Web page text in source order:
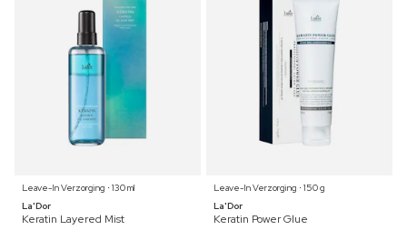
Leave-In Verzorging ⋅ 130 ml
La'Dor
Keratin Layered Mist
Leave-In Verzorging ⋅ 150 g
La'Dor
Keratin Power Glue